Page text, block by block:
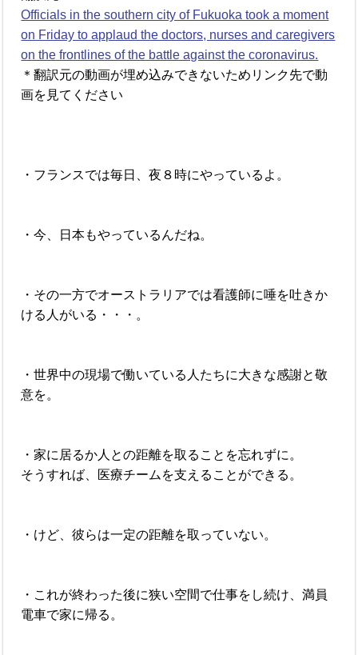
Officials in the southern city of Fukuoka took a moment
on Friday to applaud the doctors, nurses and caregivers
on the frontlines of the battle against the coronavirus.
＊翻訳元の動画が埋め込みできないためリンク先で動
画を見てください
・フランスでは毎日、夜８時にやっているよ。
・今、日本もやっているんだね。
・その一方でオーストラリアでは看護師に唾を吐きか
ける人がいる・・・。
・世界中の現場で働いている人たちに大きな感謝と敬
意を。
・家に居るか人との距離を取ることを忘れずに。
そうすれば、医療チームを支えることができる。
・けど、彼らは一定の距離を取っていない。
・これが終わった後に狭い空間で仕事をし続け、満員
電車で家に帰る。